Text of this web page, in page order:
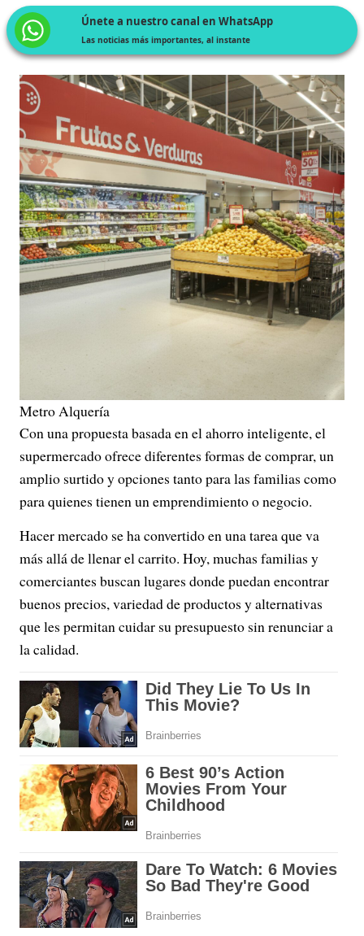
Únete a nuestro canal en WhatsApp
Las noticias más importantes, al instante
Metro Alquería
Con una propuesta basada en el ahorro inteligente, el
supermercado ofrece diferentes formas de comprar, un
amplio surtido y opciones tanto para las familias como
para quienes tienen un emprendimiento o negocio.
Hacer mercado se ha convertido en una tarea que va
más allá de llenar el carrito. Hoy, muchas familias y
comerciantes buscan lugares donde puedan encontrar
buenos precios, variedad de productos y alternativas
que les permitan cuidar su presupuesto sin renunciar a
la calidad.